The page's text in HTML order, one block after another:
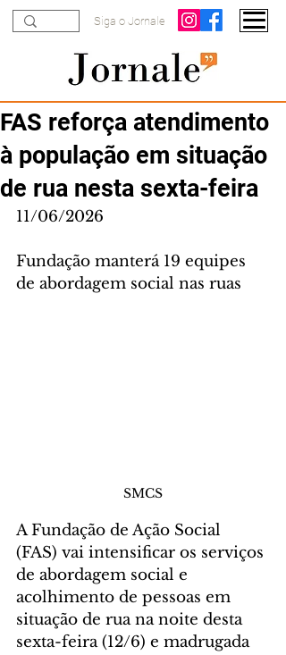
Siga o Jornale
FAS reforça atendimento
à população em situação
de rua nesta sexta-feira
11/06/2026
Fundação manterá 19 equipes
de abordagem social nas ruas
SMCS
A Fundação de Ação Social
(FAS) vai intensificar os serviços
de abordagem social e
acolhimento de pessoas em
situação de rua na noite desta
sexta-feira (12/6) e madrugada